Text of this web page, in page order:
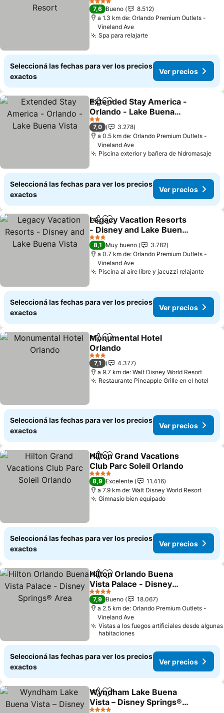
4 Estrellas
7,6 Bueno
8.512
a 1.3 km de: Orlando Premium Outlets -
Vineland Ave
Spa para relajarte
Seleccioná las fechas para ver los precios
exactos
Ver precios
CompartirAñadir a favoritos
Extended Stay America -
Orlando - Lake Buena
Vista
2 Estrellas
7,0
3.278
a 0.5 km de: Orlando Premium Outlets -
Vineland Ave
Piscina exterior y bañera de hidromasaje
Seleccioná las fechas para ver los precios
exactos
Ver precios
CompartirAñadir a favoritos
Legacy Vacation Resorts
- Disney and Lake Buena
Vista
3 Estrellas
8,1 Muy bueno
3.782
a 0.7 km de: Orlando Premium Outlets -
Vineland Ave
Piscina al aire libre y jacuzzi relajante
Seleccioná las fechas para ver los precios
exactos
Ver precios
CompartirAñadir a favoritos
Monumental Hotel
Orlando
3 Estrellas
7,1
4.377
a 9.7 km de: Walt Disney World Resort
Restaurante Pineapple Grille en el hotel
Seleccioná las fechas para ver los precios
exactos
Ver precios
CompartirAñadir a favoritos
Hilton Grand Vacations
Club Parc Soleil Orlando
4 Estrellas
8,9 Excelente
11.416
a 7.9 km de: Walt Disney World Resort
Gimnasio bien equipado
Seleccioná las fechas para ver los precios
exactos
Ver precios
CompartirAñadir a favoritos
Hilton Orlando Buena
Vista Palace - Disney
Springs® Area
4 Estrellas
7,9 Bueno
18.067
a 2.5 km de: Orlando Premium Outlets -
Vineland Ave
Vistas a los fuegos artificiales desde algunas
habitaciones
Seleccioná las fechas para ver los precios
exactos
Ver precios
CompartirAñadir a favoritos
Wyndham Lake Buena
Vista – Disney Springs®